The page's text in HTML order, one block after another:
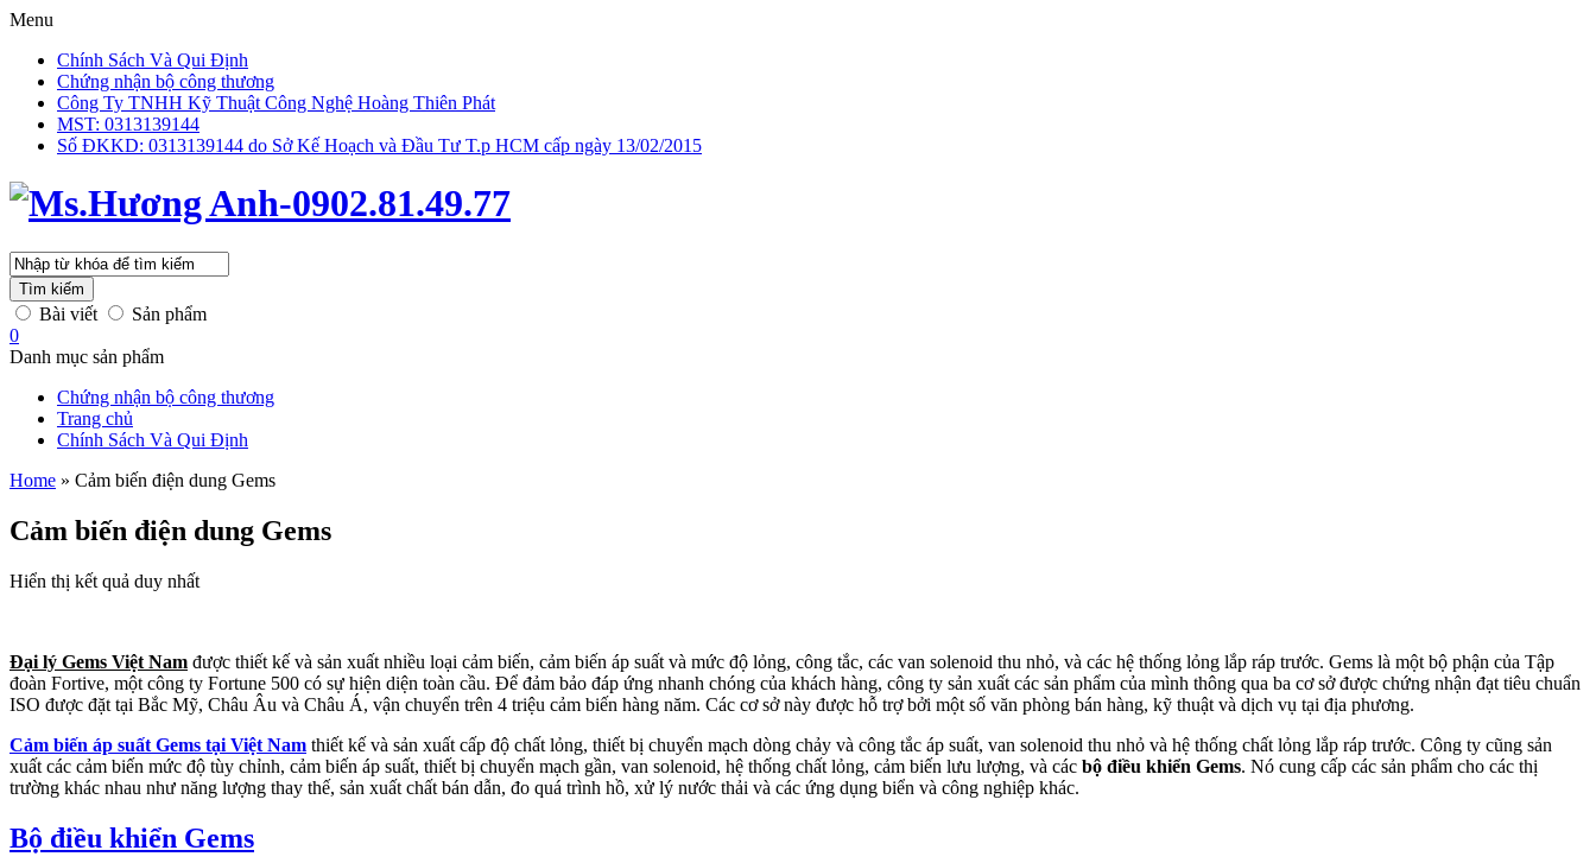
Menu
Chính Sách Và Qui Định
Chứng nhận bộ công thương
Công Ty TNHH Kỹ Thuật Công Nghệ Hoàng Thiên Phát
MST: 0313139144
Số ĐKKD: 0313139144 do Sở Kế Hoạch và Đầu Tư T.p HCM cấp ngày 13/02/2015
Tìm kiếm
Bài viết
Sản phẩm
0
Danh mục sản phẩm
Chứng nhận bộ công thương
Trang chủ
Chính Sách Và Qui Định
Home » Cảm biến điện dung Gems
Cảm biến điện dung Gems
Hiển thị kết quả duy nhất
Đại lý Gems Việt Nam được thiết kế và sản xuất nhiều loại cảm biến, cảm biến áp suất và mức độ lỏng, công tắc, các van solenoid thu nhỏ, và các hệ thống lỏng lắp ráp trước. Gems là một bộ phận của Tập
đoàn Fortive, một công ty Fortune 500 có sự hiện diện toàn cầu. Để đảm bảo đáp ứng nhanh chóng của khách hàng, công ty sản xuất các sản phẩm của mình thông qua ba cơ sở được chứng nhận đạt tiêu chuẩn
ISO được đặt tại Bắc Mỹ, Châu Âu và Châu Á, vận chuyển trên 4 triệu cảm biến hàng năm. Các cơ sở này được hỗ trợ bởi một số văn phòng bán hàng, kỹ thuật và dịch vụ tại địa phương.
Cảm biến áp suất Gems tại Việt Nam thiết kế và sản xuất cấp độ chất lỏng, thiết bị chuyển mạch dòng chảy và công tắc áp suất, van solenoid thu nhỏ và hệ thống chất lỏng lắp ráp trước. Công ty cũng sản
xuất các cảm biến mức độ tùy chỉnh, cảm biến áp suất, thiết bị chuyển mạch gần, van solenoid, hệ thống chất lỏng, cảm biến lưu lượng, và các bộ điều khiển Gems. Nó cung cấp các sản phẩm cho các thị
trường khác nhau như năng lượng thay thế, sản xuất chất bán dẫn, đo quá trình hồ, xử lý nước thải và các ứng dụng biển và công nghiệp khác.
Bộ điều khiển Gems